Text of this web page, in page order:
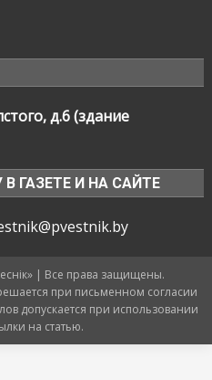
д.6 (здание
ГАЗЕТЕ И НА САЙТЕ
| Все права защищены.
при письменном согласии
допускается при использовании
на статью.